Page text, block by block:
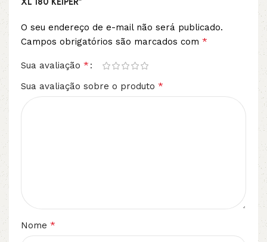
O seu endereço de e-mail não será publicado.
Campos obrigatórios são marcados com *
Sua avaliação *
Sua avaliação sobre o produto *
Nome *